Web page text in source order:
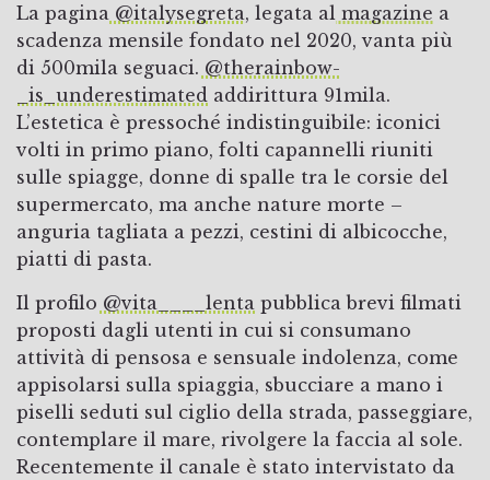
La pagina @italysegreta, legata al magazine a
scadenza mensile fondato nel 2020, vanta più
di 500mila seguaci. @therainbow­
_is_underestimated addirittura 91mila.
L’estetica è pressoché indistinguibile: iconici
volti in primo piano, folti capannelli riuniti
sulle spiagge, donne di spalle tra le corsie del
supermercato, ma anche nature morte –
anguria tagliata a pezzi, cestini di albicocche,
piatti di pasta.
Il profilo @vita____lenta pubblica brevi filmati
proposti dagli utenti in cui si consumano
attività di pensosa e sensuale indolenza, come
appisolarsi sulla spiaggia, sbucciare a mano i
piselli seduti sul ciglio della strada, passeggiare,
contemplare il mare, rivolgere la faccia al sole.
Recentemente il canale è stato intervistato da